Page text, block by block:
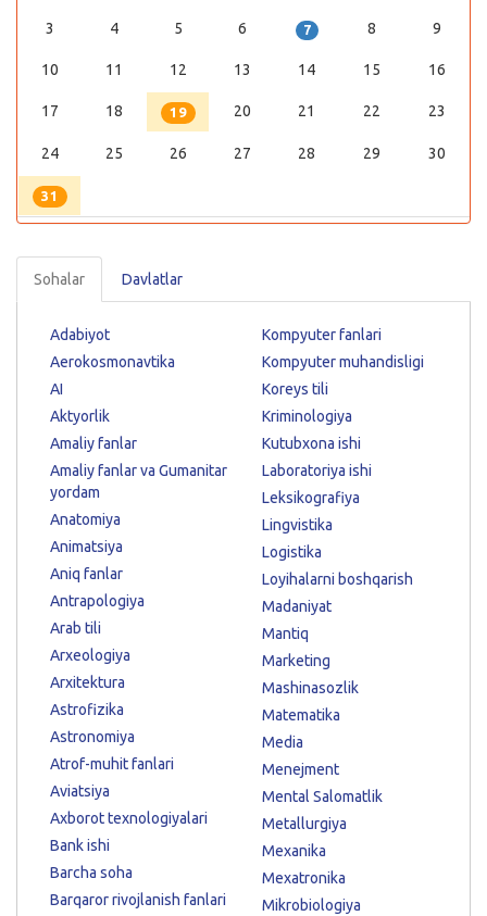
3 4 5 6 7 8 9
10 11 12 13 14 15 16
17 18 19 20 21 22 23
24 25 26 27 28 29 30
31
Sohalar Davlatlar
Adabiyot
Aerokosmonavtika
AI
Aktyorlik
Amaliy fanlar
Amaliy fanlar va Gumanitar
yordam
Anatomiya
Animatsiya
Aniq fanlar
Antrapologiya
Arab tili
Arxeologiya
Arxitektura
Astrofizika
Astronomiya
Atrof-muhit fanlari
Aviatsiya
Axborot texnologiyalari
Bank ishi
Barcha soha
Barqaror rivojlanish fanlari
Kompyuter fanlari
Kompyuter muhandisligi
Koreys tili
Kriminologiya
Kutubxona ishi
Laboratoriya ishi
Leksikografiya
Lingvistika
Logistika
Loyihalarni boshqarish
Madaniyat
Mantiq
Marketing
Mashinasozlik
Matematika
Media
Menejment
Mental Salomatlik
Metallurgiya
Mexanika
Mexatronika
Mikrobiologiya